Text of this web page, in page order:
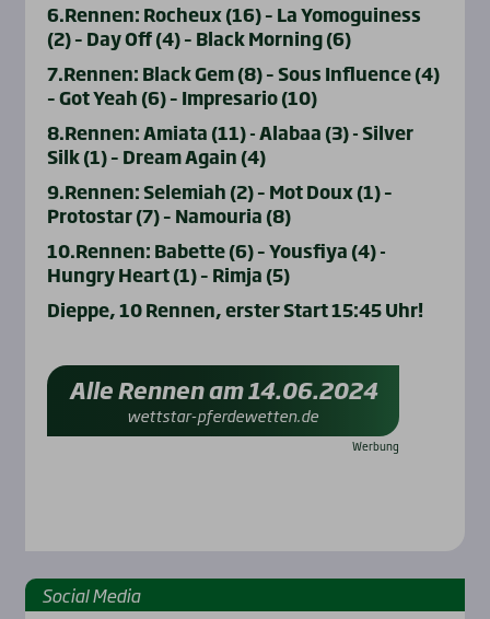
6.Rennen: Rocheux (16) – La Yomoguiness
(2) – Day Off (4) – Black Morning (6)
7.Rennen: Black Gem (8) – Sous Influence (4)
– Got Yeah (6) – Impresario (10)
8.Rennen: Amiata (11) - Alabaa (3) - Silver
Silk (1) – Dream Again (4)
9.Rennen: Selemiah (2) – Mot Doux (1) –
Protostar (7) – Namouria (8)
10.Rennen: Babette (6) – Yousfiya (4) -
Hungry Heart (1) – Rimja (5)
Dieppe, 10 Rennen, erster Start 15:45 Uhr!
Alle Rennen am 14.06.2024
wettstar-pferdewetten.de
Social Media